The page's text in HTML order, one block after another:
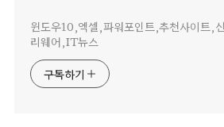
윈도우10,엑셀,파워포인트,추천사이트,
리웨어,IT뉴스
구독하기